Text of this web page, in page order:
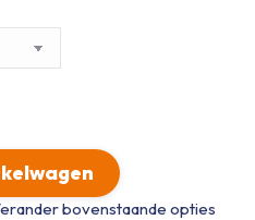
bovenstaande opties